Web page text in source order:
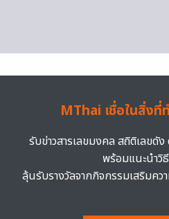
MThai เชื่อในสิ่งที่
รับข่าวสารเลขมงคล สถิติเลขดัง
พร้อมแนะนำวิ
ลุ้นรับรางวัลจากกิจกรรมเสริมค